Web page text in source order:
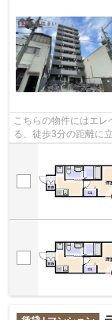
こちらの物件にはエレ
る、徒歩3分の距離に